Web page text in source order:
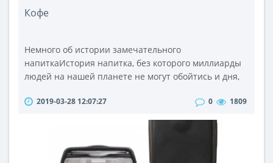
Кофе
Немного об истории замечательного
напиткаИстория напитка, без которого миллиарды
людей на нашей планете не могут обойтись и дня,
кофе был открыт приблизительно в 850 году нашей
которая называется "Кафа". До XIV века дикие
кофейные деревья произрастали только в
2019-03-28 12:07:27 0 1809